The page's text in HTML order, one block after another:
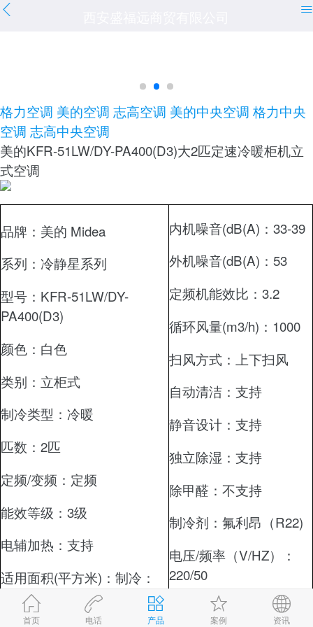
首页 电话 产品 案例 资讯
格力空调 美的空调 志高空调 美的中央空调 格力中央
空调 志高中央空调
美的KFR-51LW/DY-PA400(D3)大2匹定速冷暖柜机立
式空调
品牌： 美的 Midea
系列： 冷静星系列
型号： KFR-51LW/DY-
PA400(D3)
颜色： 白色
类别： 立柜式
制冷类型：冷暖
匹数： 2匹
定频/变频： 定频
能效等级： 3级
电辅加热： 支持
适用面积(平方米)： 制冷：
23-34（㎡）制热：27-
36（㎡）
内机噪音(dB(A)： 33-39
外机噪音(dB(A)： 53
定频机能效比： 3.2
循环风量(m3/h)： 1000
扫风方式： 上下扫风
自动清洁： 支持
静音设计： 支持
独立除湿： 支持
除甲醛： 不支持
制冷剂： 氟利昂（R22)
电压/频率（V/HZ）：
220/50
内机尺寸（宽x高x深）